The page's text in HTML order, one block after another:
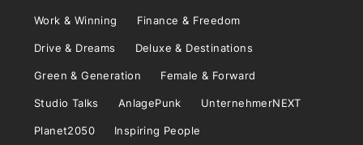
Work & Winning Finance & Freedom
Drive & Dreams Deluxe & Destinations
Green & Generation Female & Forward
Studio Talks AnlagePunk UnternehmerNEXT
Planet2050 Inspiring People